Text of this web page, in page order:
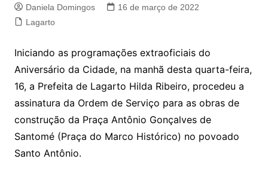
Daniela Domingos
16 de março de 2022
Lagarto
Iniciando as programações extraoficiais do
Aniversário da Cidade, na manhã desta quarta-feira,
16, a Prefeita de Lagarto Hilda Ribeiro, procedeu a
assinatura da Ordem de Serviço para as obras de
construção da Praça Antônio Gonçalves de
Santomé (Praça do Marco Histórico) no povoado
Santo Antônio.